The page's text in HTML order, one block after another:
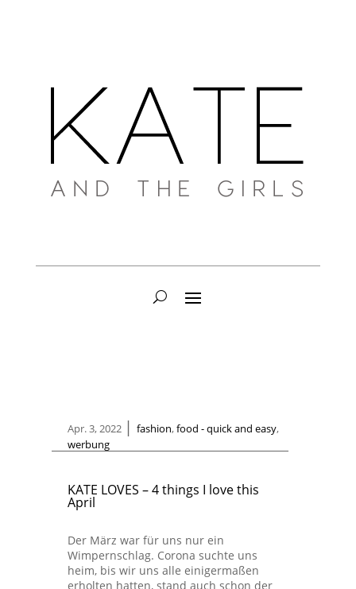
Apr. 3, 2022 | fashion,food - quick and easy,
werbung
KATE LOVES – 4 things I love this
April
Der März war für uns nur ein
Wimpernschlag. Corona suchte uns
heim, bis wir uns alle einigermaßen
erholten hatten, stand auch schon der